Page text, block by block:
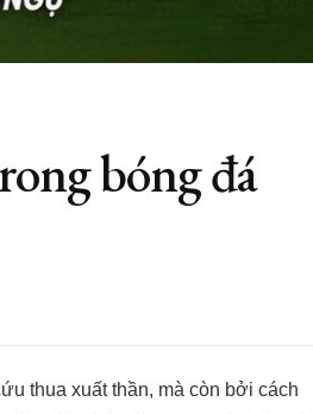
bóng đá
thua xuất thần, mà còn bởi cách